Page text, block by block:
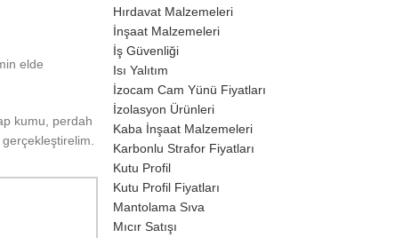
elde
kumu, perdah
Hırdavat Malzemeleri
İnşaat Malzemeleri
İş Güvenliği
Isı Yalıtım
İzocam Cam Yünü Fiyatları
İzolasyon Ürünleri
Kaba İnşaat Malzemeleri
Karbonlu Strafor Fiyatları
Kutu Profil
Kutu Profil Fiyatları
Mantolama Sıva
Mıcır Satışı